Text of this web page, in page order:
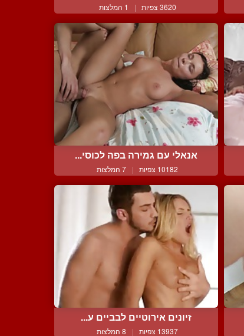
3620 צפיות | 1 המלצות
אנאלי עם גמירה בפה לכוסי...
10182 צפיות | 7 המלצות
זיונים אירוטיים לבביים ע...
13937 צפיות | 8 המלצות